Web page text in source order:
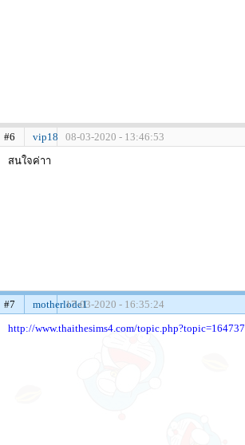
#6 vip18
08-03-2020 - 13:46:53
สนใจค่าา
#7 motherlode117-03-2020 - 16:35:24
http://www.thaithesims4.com/topic.php?topic=164737